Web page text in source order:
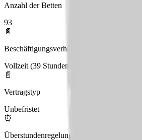
Anzahl der Betten
93
📄
Beschäftigungsverhältnis
Vollzeit (39 Stunden), Teilzeit
📄
Vertragstyp
Unbefristet
⏰
Überstundenregelung